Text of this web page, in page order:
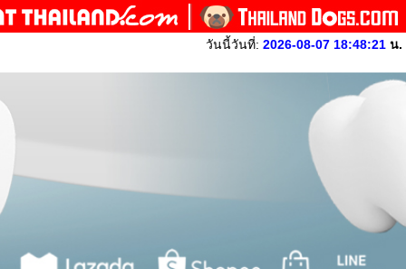
วันนี้วันที่: 2026-08-07 18:48:21 น.